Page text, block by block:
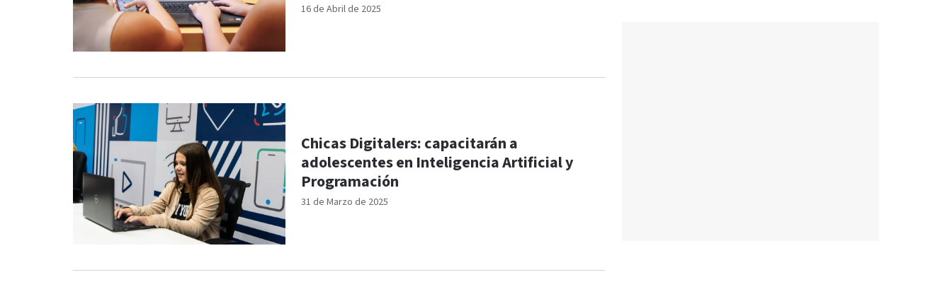
16 de Abril de 2025
31 de Marzo de 2025
Chicas Digitalers: capacitarán a
adolescentes en Inteligencia Artificial y
Programación